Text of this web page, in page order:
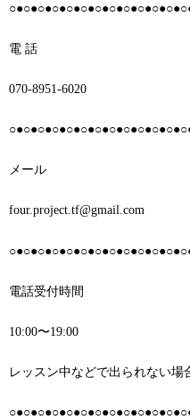
電 話
070-8951-6020
メール
four.project.tf@gmail.com
電話受付時間
10:00〜19:00
レッスン中などで出られない場